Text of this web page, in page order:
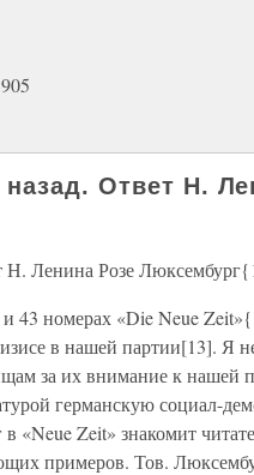
Ответ Н.
Н. Ленина Розе
43 номерах «Die Neue
в нашей партии[13]. Я
за их внимание к нашей
германскую социал-
«Neue Zeit» знакомит
примеров. Тов.